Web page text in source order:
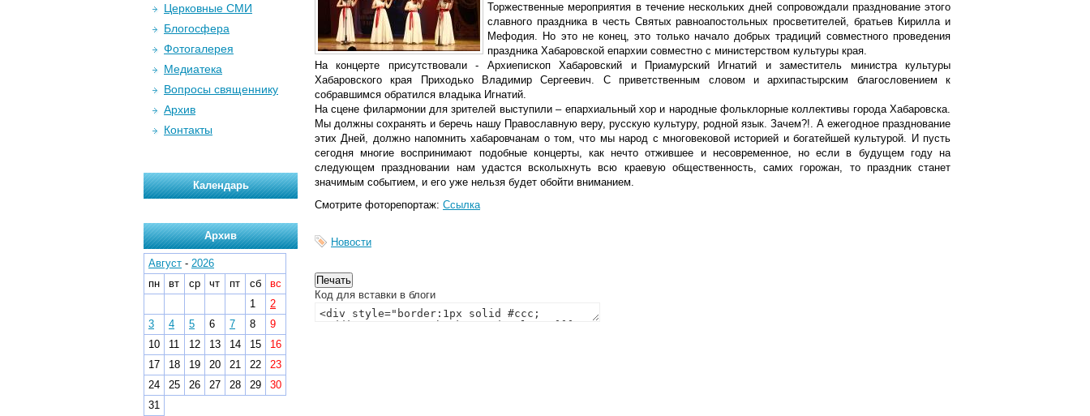
Торжественные мероприятия в течение нескольких дней сопровождали празднование этого
славного праздника в честь Святых равноапостольных просветителей, братьев Кирилла и
Мефодия. Но это не конец, это только начало добрых традиций совместного проведения
праздника Хабаровской епархии совместно с министерством культуры края.
На концерте присутствовали - Архиепископ Хабаровский и Приамурский Игнатий и заместитель министра культуры
Хабаровского края Приходько Владимир Сергеевич. С приветственным словом и архипастырским благословением к
собравшимся обратился владыка Игнатий.
На сцене филармонии для зрителей выступили – епархиальный хор и народные фольклорные коллективы города Хабаровска.
Мы должны сохранять и беречь нашу Православную веру, русскую культуру, родной язык. Зачем?!. А ежегодное празднование
этих Дней, должно напомнить хабаровчанам о том, что мы народ с многовековой историей и богатейшей культурой. И пусть
сегодня многие воспринимают подобные концерты, как нечто отжившее и несовременное, но если в будущем году на
следующем праздновании нам удастся всколыхнуть всю краевую общественность, самих горожан, то праздник станет
значимым событием, и его уже нельзя будет обойти вниманием.
Смотрите фоторепортаж: Ссылка
Новости
Код для вставки в блоги
Церковные СМИ
Блогосфера
Фотогалерея
Медиатека
Вопросы священнику
Архив
Контакты
Календарь
Архив
Август - 2026
пн
вт ср чт пт сб
вс
1
2
3
4 5 6 7 8
9
10
11 12 13 14 15
16
17
18 19 20 21 22
23
24
25 26 27 28 29
30
31